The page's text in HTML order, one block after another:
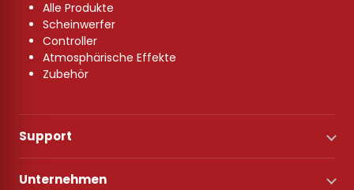
Alle Produkte
Scheinwerfer
Controller
Atmosphärische Effekte
Zubehör
Support
Unternehmen